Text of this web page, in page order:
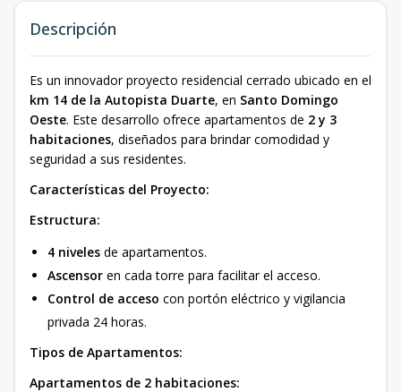
Descripción
Es un innovador proyecto residencial cerrado ubicado en el
km 14 de la Autopista Duarte, en Santo Domingo
Oeste. Este desarrollo ofrece apartamentos de 2 y 3
habitaciones, diseñados para brindar comodidad y
seguridad a sus residentes.
Características del Proyecto:
Estructura:
4 niveles de apartamentos.
Ascensor en cada torre para facilitar el acceso.
Control de acceso con portón eléctrico y vigilancia
privada 24 horas.
Tipos de Apartamentos:
Apartamentos de 2 habitaciones: